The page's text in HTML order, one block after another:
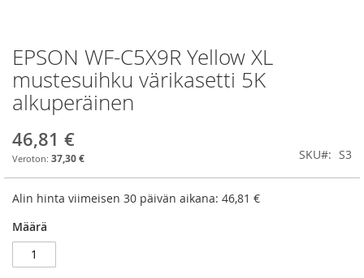
Skip
to
the
beginning
the
images
gallery
EPSON WF-C5X9R Yellow XL
mustesuihku värikasetti 5K
alkuperäinen
46,81 €
37,30 € SKU S3
Alin hinta viimeisen 30 päivän aikana: 46,81 €
Määrä